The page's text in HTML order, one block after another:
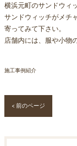
横浜元町のサンドウィ
サンドウィッチがメチ
寄ってみて下さい。
店舗内には、服や小物
施工事例紹介
< 前のページ